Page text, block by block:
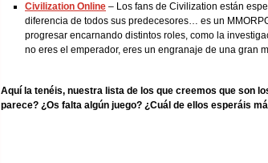
Civilization Online – Los fans de Civilization están
diferencia de todos sus predecesores… es un
progresar encarnando distintos roles, como la
no eres el emperador, eres un engranaje de una gran
Aquí la tenéis, nuestra lista de los que creemos que son
parece? ¿Os falta algún juego? ¿Cuál de ellos esperáis